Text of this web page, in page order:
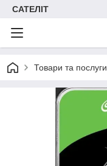
САТЕЛІТ
Товари та послуги